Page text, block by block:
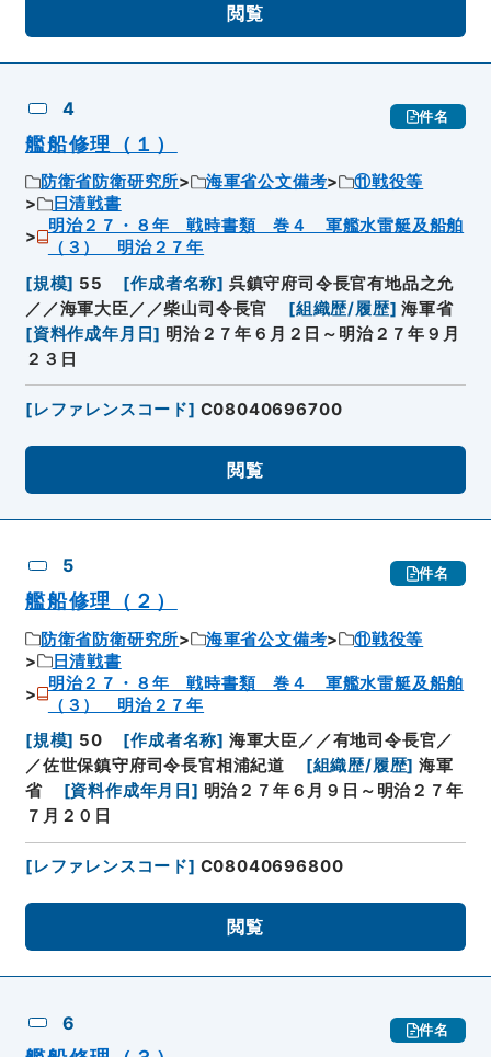
閲覧
4 件名
艦船修理（１）
防衛省防衛研究所 海軍省公文備考
⑪戦役等
日清戦書
明治２７・８年 戦時書類 巻４ 軍艦水雷艇及船舶
（３） 明治２７年
[規模] 55 [作成者名称] 呉鎮守府司令長官有地品之允
／／海軍大臣／／柴山司令長官
[組織歴/履歴] 海軍省
[資料作成年月日] 明治２７年６月２日～明治２７年９月
２３日
[レファレンスコード] C08040696700
閲覧
5 件名
艦船修理（２）
防衛省防衛研究所 海軍省公文備考
⑪戦役等
日清戦書
明治２７・８年 戦時書類 巻４ 軍艦水雷艇及船舶
（３） 明治２７年
[規模] 50 [作成者名称] 海軍大臣／／有地司令長官／
／佐世保鎮守府司令長官相浦紀道
[組織歴/履歴] 海軍
省
[資料作成年月日 ] 明治２７年６月９日～明治２７年
７月２０日
[レファレンスコード] C08040696800
閲覧
6 件名